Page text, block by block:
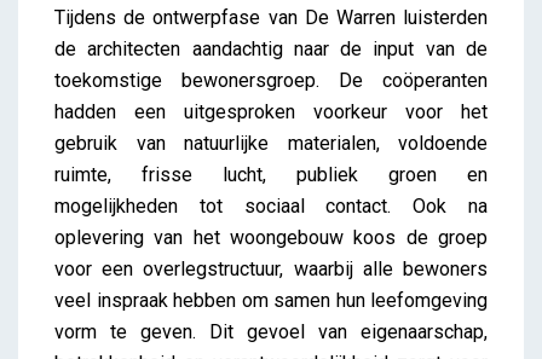
Tijdens de ontwerpfase van De Warren luisterden
de architecten aandachtig naar de input van de
toekomstige bewonersgroep. De coöperanten
hadden een uitgesproken voorkeur voor het
gebruik van natuurlijke materialen, voldoende
ruimte, frisse lucht, publiek groen en
mogelijkheden tot sociaal contact. Ook na
oplevering van het woongebouw koos de groep
voor een overlegstructuur, waarbij alle bewoners
veel inspraak hebben om samen hun leefomgeving
vorm te geven. Dit gevoel van eigenaarschap,